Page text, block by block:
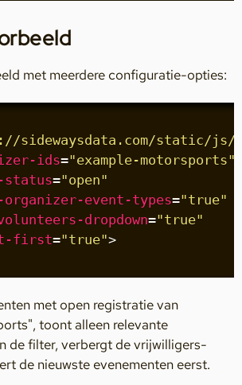
met meerdere configuratie-opties:
sidewaysdata.com/static/js/
ids="example-motorsports"
status="open"
event-types="true"
dropdown="true"
first="true">
met open registratie van
toont alleen relevante
de filter, verbergt de vrijwilligers-
de nieuwste evenementen eerst.